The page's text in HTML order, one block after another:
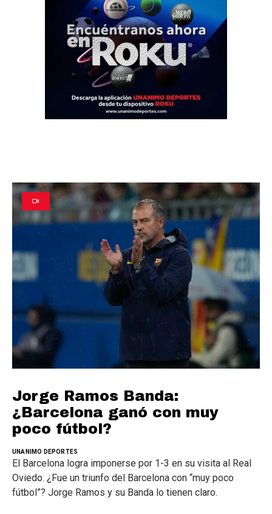
Jorge Ramos Banda:
¿Barcelona ganó con muy
poco fútbol?
UNANIMO DEPORTES
El Barcelona logra imponerse por 1-3 en su visita al Real
Oviedo. ¿Fue un triunfo del Barcelona con “muy poco
fútbol”? Jorge Ramos y su Banda lo tienen claro.